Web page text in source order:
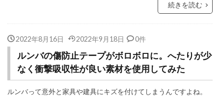
続きを読む
2022年8月16日 2022年9月18日 0件
ルンバの傷防止テープがボロボロに。へたりが少
なく衝撃吸収性が良い素材を使用してみた
ルンバって意外と家具や建具にキズを付けてしまうんですよね。